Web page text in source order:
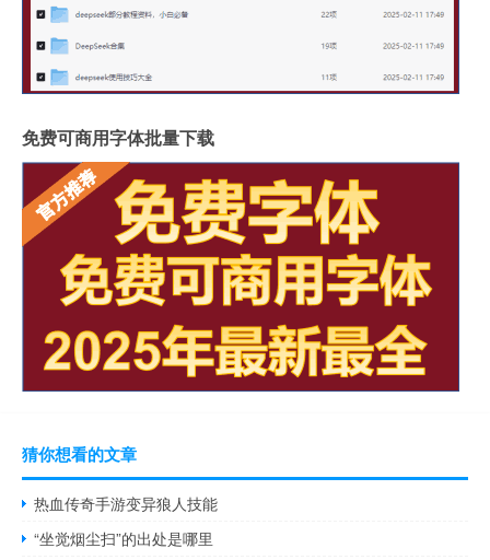
免费可商用字体批量下载
猜你想看的文章
热血传奇手游变异狼人技能
“坐觉烟尘扫”的出处是哪里